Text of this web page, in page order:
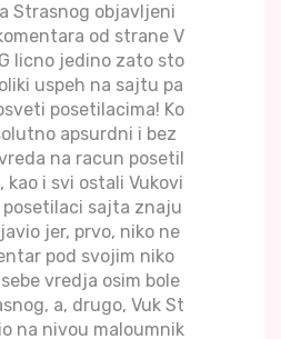
Strasnog objavljeni
od strane V
licno jedino zato sto
uspeh na sajtu pa
posetilacima! Ko
apsurdni i bez
na racun posetil
kao i svi ostali Vukovi
posetilaci sajta znaju
jer, prvo, niko ne
pod svojim niko
vredja osim bole
a, drugo, Vuk St
na nivou maloumnik